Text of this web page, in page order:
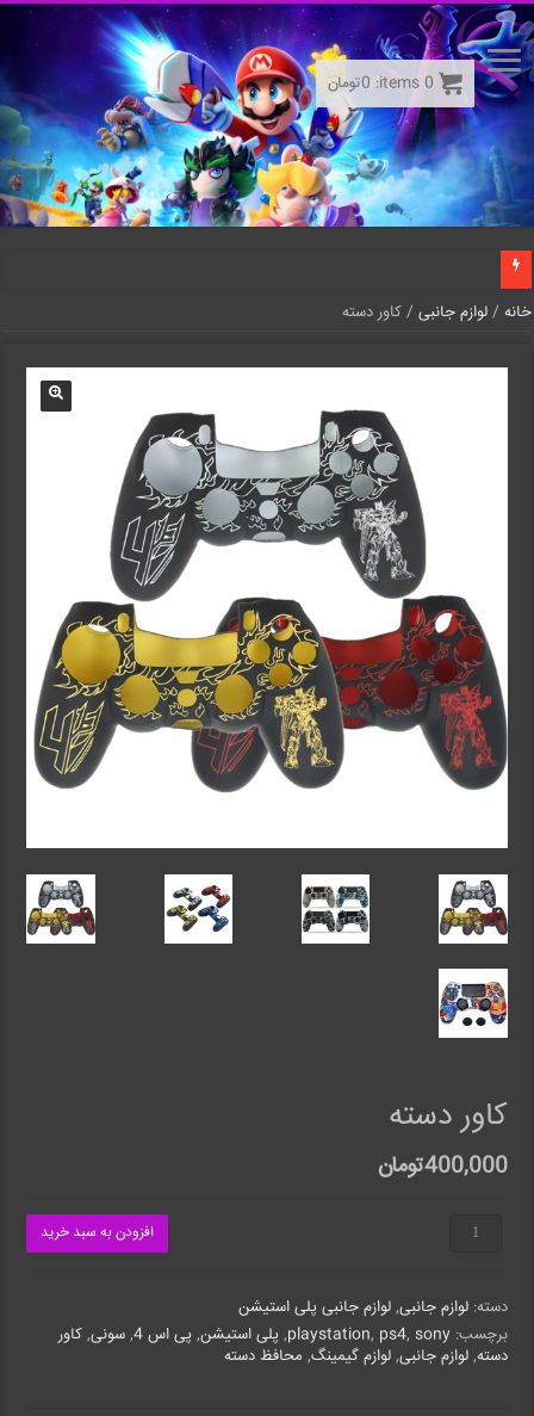
خانه /لوازم جانبی / کاور دسته
کاور دسته
400,000تومان
دسته
افزودن به سبد خرید
دسته:لوازم جانبی,لوازم جانبی پلی استیشن
برچسب:
playstation, ps4, sony
, پلی استیشن, پی اس 4 ,سونی,کاور
دسته,لوازم جانبی,لوازم گیمینگ, محافظ دسته
0
items:
0تومان